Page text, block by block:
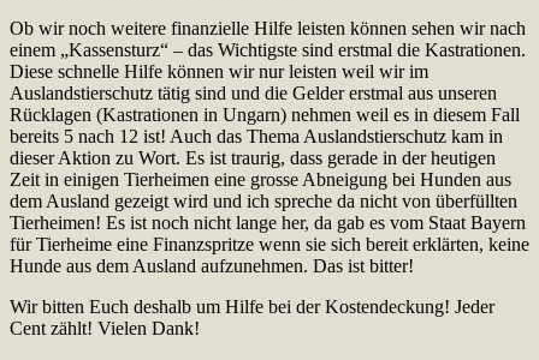
Ob wir noch weitere finanzielle Hilfe leisten können sehen wir nach
einem „Kassensturz“ – das Wichtigste sind erstmal die Kastrationen.
Diese schnelle Hilfe können wir nur leisten weil wir im
Auslandstierschutz tätig sind und die Gelder erstmal aus unseren
Rücklagen (Kastrationen in Ungarn) nehmen weil es in diesem Fall
bereits 5 nach 12 ist! Auch das Thema Auslandstierschutz kam in
dieser Aktion zu Wort. Es ist traurig, dass gerade in der heutigen
Zeit in einigen Tierheimen eine grosse Abneigung bei Hunden aus
dem Ausland gezeigt wird und ich spreche da nicht von überfüllten
Tierheimen! Es ist noch nicht lange her, da gab es vom Staat Bayern
für Tierheime eine Finanzspritze wenn sie sich bereit erklärten, keine
Hunde aus dem Ausland aufzunehmen. Das ist bitter!
Wir bitten Euch deshalb um Hilfe bei der Kostendeckung! Jeder
Cent zählt! Vielen Dank!